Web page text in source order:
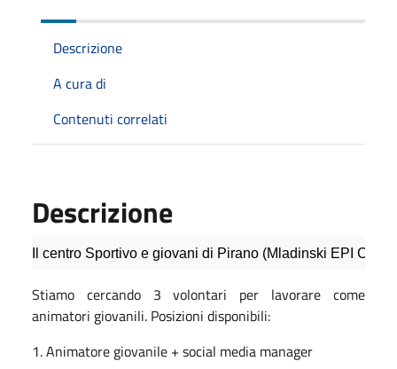
Descrizione
A cura di
Contenuti correlati
Descrizione
Il centro Sportivo e giovani di Pirano (Mladinski EPI
Stiamo cercando 3 volontari per lavorare come
animatori giovanili. Posizioni disponibili:
1. Animatore giovanile + social media manager